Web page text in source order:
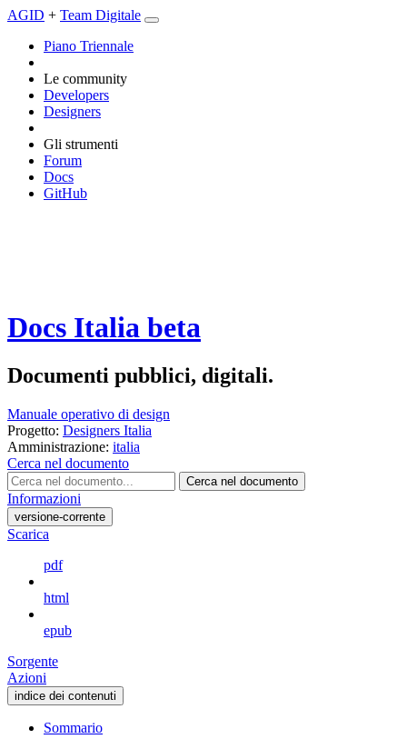
AGID + Team Digitale
Piano Triennale
Le community
Developers
Designers
Gli strumenti
Forum
Docs
GitHub
Docs Italia beta
Documenti pubblici, digitali.
Manuale operativo di design
Progetto: Designers Italia
Amministrazione: italia
Cerca nel documento
Cerca nel documento
Informazioni
versione-corrente
Scarica
pdf
html
epub
Sorgente
Azioni
indice dei contenuti
Sommario